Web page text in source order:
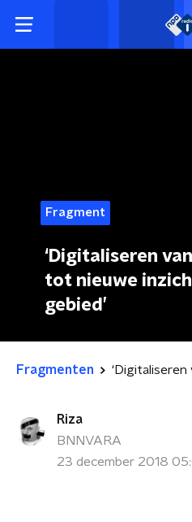
Fragment
‘Digitaliseren
tot nieuwe
gebied’
Fragmenten
Riza
BNNVARA
23 december 2018